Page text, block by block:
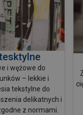
i wężowe do
– lekkie i
tekstylne do
delikatnych i
z normami.